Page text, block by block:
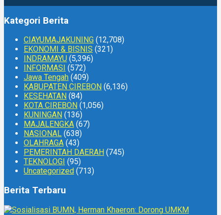
Kategori Berita
CIAYUMAJAKUNING (12,708)
EKONOMI & BISNIS (321)
INDRAMAYU (5,396)
INFORMASI (572)
Jawa Tengah (409)
KABUPATEN CIREBON (6,136)
KESEHATAN (84)
KOTA CIREBON (1,056)
KUNINGAN (136)
MAJALENGKA (67)
NASIONAL (638)
OLAHRAGA (43)
PEMERINTAH DAERAH (745)
TEKNOLOGI (95)
Uncategorized (713)
Berita Terbaru